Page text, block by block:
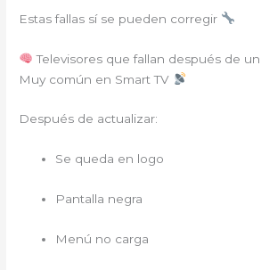
Estas fallas sí se pueden corregir
Televisores que fallan después de
Muy común en Smart TV
Después de actualizar:
Se queda en logo
Pantalla negra
Menú no carga